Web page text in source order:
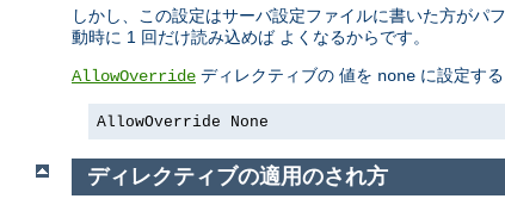
しかし、この設定はサーバ設定ファイルに書いた方がパ
動時に 1 回だけ読み込めば よくなるからです。
AllowOverride ディレクティブの 値を none に設定す
AllowOverride None
ディレクティブの適用のされ方